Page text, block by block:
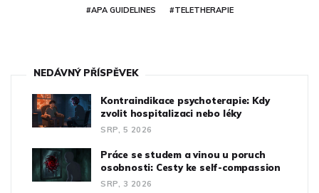
#APA GUIDELINES
#TELETHERAPIE
NEDÁVNÝ PŘÍSPĚVEK
Kontraindikace psychoterapie: Kdy
zvolit hospitalizaci nebo léky
SRP, 5 2026
Práce se studem a vinou u poruch
osobnosti: Cesty ke self-compassion
SRP, 3 2026